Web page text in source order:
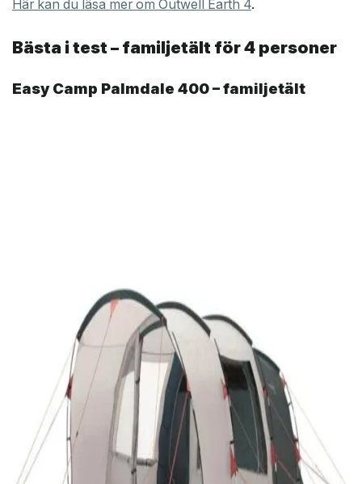
Här kan du läsa mer om Outwell Earth 4.
Bästa i test – familjetält för 4 personer
Easy Camp Palmdale 400 – familjetält